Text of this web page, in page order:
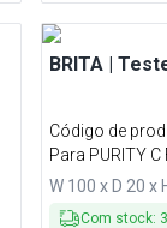
BRITA |
Código de
Para PURITY C
Extra
W 100 x D 20 x
Com stock: 3